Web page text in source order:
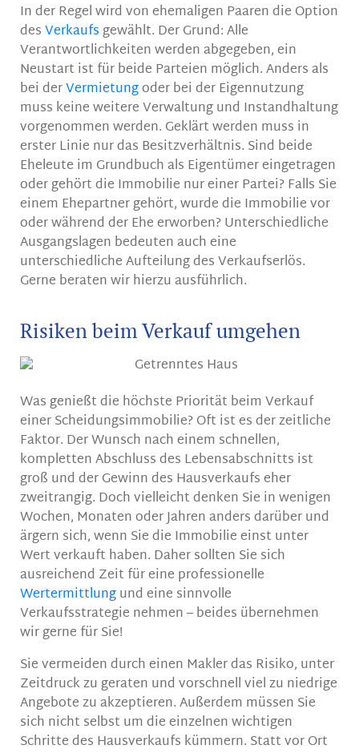
In der Regel wird von ehemaligen Paaren die Option
desVerkaufsgewählt. Der Grund: Alle
Verantwortlichkeiten werden abgegeben, ein
Neustart ist für beide Parteien möglich. Anders als
bei derVermietungoder bei der Eigennutzung
muss keine weitere Verwaltung und Instandhaltung
vorgenommen werden. Geklärt werden muss in
erster Linie nur das Besitzverhältnis. Sind beide
Eheleute im Grundbuch als Eigentümer eingetragen
oder gehört die Immobilie nur einer Partei? Falls Sie
einem Ehepartner gehört, wurde die Immobilie vor
oder während der Ehe erworben? Unterschiedliche
Ausgangslagen bedeuten auch eine
unterschiedliche Aufteilung des Verkaufserlös.
Gerne beraten wir hierzu ausführlich.
Risiken beim Verkauf umgehen
Was genießt die höchste Priorität beim Verkauf
einer Scheidungsimmobilie? Oft ist es der zeitliche
Faktor. Der Wunsch nach einem schnellen,
kompletten Abschluss des Lebensabschnitts ist
groß und der Gewinn des Hausverkaufs eher
zweitrangig. Doch vielleicht denken Sie in wenigen
Wochen, Monaten oder Jahren anders darüber und
ärgern sich, wenn Sie die Immobilie einst unter
Wert verkauft haben. Daher sollten Sie sich
ausreichend Zeit für eine professionelle
Wertermittlungund eine sinnvolle
Verkaufsstrategie nehmen – beides übernehmen
wir gerne für Sie!
Sie vermeiden durch einen Makler das Risiko, unter
Zeitdruck zu geraten und vorschnell viel zu niedrige
Angebote zu akzeptieren. Außerdem müssen Sie
sich nicht selbst um die einzelnen wichtigen
Schritte des Hausverkaufs kümmern. Statt vor Ort